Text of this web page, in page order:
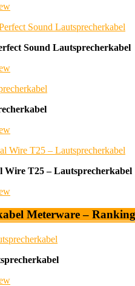
Sound Lautsprecherkabel
Wire T25 – Lautsprecherkabel
Meterware –